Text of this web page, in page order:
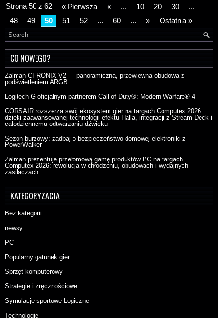
Strona 50 z 62 « Pierwsza « ... 10 20 30
...
48
49 50 51 52 ... 60 ... » Ostatnia »
CO NOWEGO?
Zalman CHRONIX V2 — panoramiczna, przewiewna obudowa z
podświetleniem ARGB
Logitech G oficjalnym partnerem Call of Duty®: Modern Warfare® 4
CORSAIR rozszerza swój ekosystem gier na targach Computex 2026
dzięki zaawansowanej technologii efektu Halla, integracji z Stream Deck i
całodziennemu odtwarzaniu dźwięku
Sezon burzowy: zadbaj o bezpieczeństwo domowej elektroniki z
PowerWalker
Zalman prezentuje przełomową gamę produktów PC na targach
Computex 2026: rewolucja w chłodzeniu, obudowach i wydajnych
zasilaczach
KATEGORYZACJA
Bez kategorii
newsy
PC
Popularny gatunek gier
Sprzęt komputerowy
Strategie i zręcznościowe
Symulacje sportowe Logiczne
Technologie